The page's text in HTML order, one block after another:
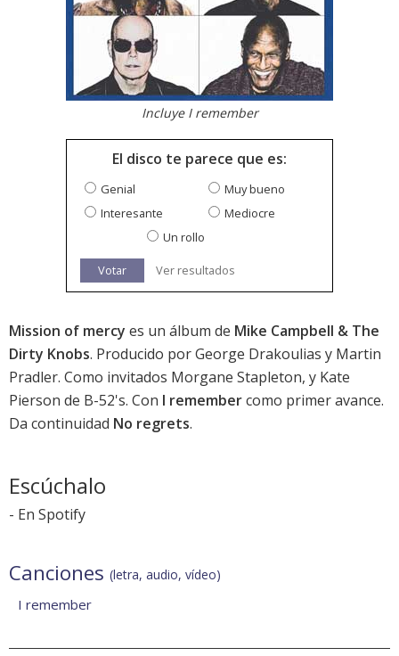
Incluye I remember
El disco te parece que es:
Genial
Muy bueno
Interesante
Mediocre
Un rollo
Votar Ver resultados
Mission of mercy es un álbum de Mike Campbell & The
Dirty Knobs. Producido por George Drakoulias y Martin
Pradler. Como invitados Morgane Stapleton, y Kate
Pierson de B-52's. Con I remembercomo primer avance.
Da continuidad No regrets.
Escúchalo
- En Spotify
Canciones (letra, audio, vídeo)
I remember